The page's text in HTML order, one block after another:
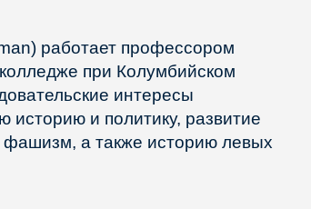
работает профессором
при Колумбийском
интересы
историю и политику, развитие
фашизм, а также историю левых